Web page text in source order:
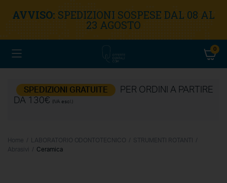
AVVISO: SPEDIZIONI SOSPESE DAL 08 AL
23 AGOSTO
0
SPEDIZIONI GRATUITE
PER ORDINI A PARTIRE
DA 130€
(IVA escl.)
Home LABORATORIO ODONTOTECNICO
STRUMENTI ROTANTI
Abrasivi
Ceramica